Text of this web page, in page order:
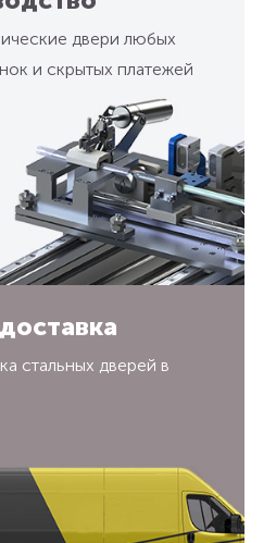
двери любых
и скрытых платежей
стальных дверей в